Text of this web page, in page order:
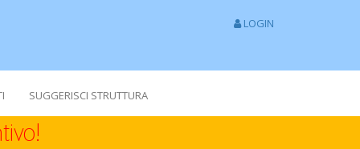
LOGIN
SUGGERISCI STRUTTURA